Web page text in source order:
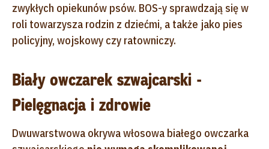
zwykłych opiekunów psów. BOS-y sprawdzają się w
roli towarzysza rodzin z dziećmi, a także jako pies
policyjny, wojskowy czy ratowniczy.
Biały owczarek szwajcarski -
Pielęgnacja i zdrowie
Dwuwarstwowa okrywa włosowa białego owczarka